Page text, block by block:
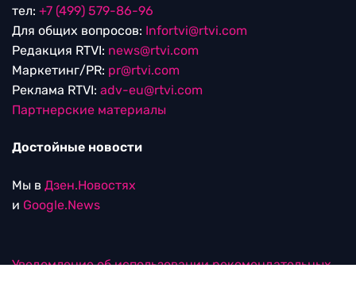
тел: +7 (499) 579-86-96
Для общих вопросов: Infortvi@rtvi.com
Редакция RTVI: news@rtvi.com
Маркетинг/PR: pr@rtvi.com
Реклама RTVI: adv-eu@rtvi.com
Партнерские материалы
Достойные новости
Мы в Дзен.Новостях
и Google.News
Уведомление об использовании рекомендательных